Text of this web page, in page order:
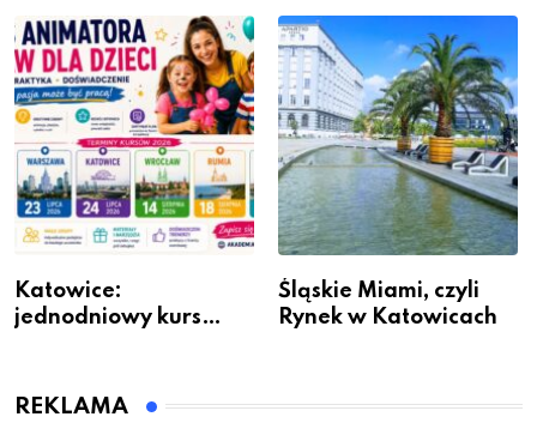
Katowice:
jednodniowy kurs
dzieci
Śląskie Miami, czyli
Rynek w Katowicach
REKLAMA